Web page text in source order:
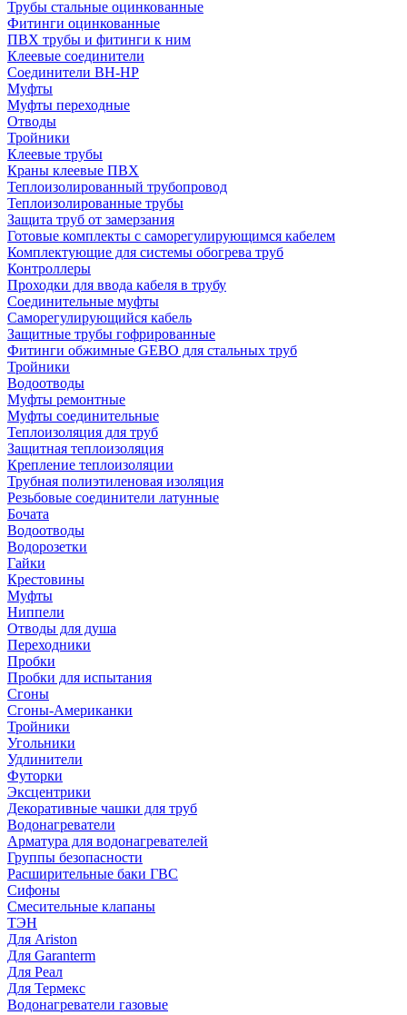
Трубы стальные оцинкованные
Фитинги оцинкованные
ПВХ трубы и фитинги к ним
Клеевые соединители
Соединители ВН-НР
Муфты
Муфты переходные
Отводы
Тройники
Клеевые трубы
Краны клеевые ПВХ
Теплоизолированный трубопровод
Теплоизолированные трубы
Защита труб от замерзания
Готовые комплекты с саморегулирующимся кабелем
Комплектующие для системы обогрева труб
Контроллеры
Проходки для ввода кабеля в трубу
Соединительные муфты
Саморегулирующийся кабель
Защитные трубы гофрированные
Фитинги обжимные GEBO для стальных труб
Тройники
Водоотводы
Муфты ремонтные
Муфты соединительные
Теплоизоляция для труб
Защитная теплоизоляция
Крепление теплоизоляции
Трубная полиэтиленовая изоляция
Резьбовые соединители латунные
Бочата
Водоотводы
Водорозетки
Гайки
Крестовины
Муфты
Ниппели
Отводы для душа
Переходники
Пробки
Пробки для испытания
Сгоны
Сгоны-Американки
Тройники
Угольники
Удлинители
Футорки
Эксцентрики
Декоративные чашки для труб
Водонагреватели
Арматура для водонагревателей
Группы безопасности
Расширительные баки ГВС
Сифоны
Смесительные клапаны
ТЭН
Для Ariston
Для Garanterm
Для Реал
Для Термекс
Водонагреватели газовые